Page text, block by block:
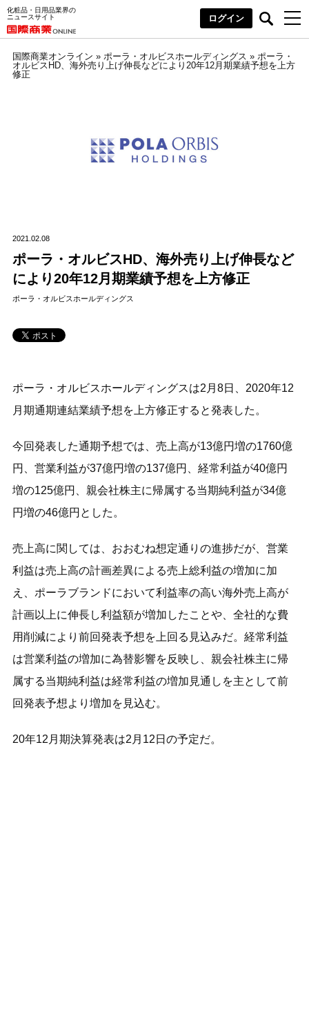
化粧品・日用品業界の
ニュースサイト
ログイン
国際商業オンライン » ポーラ・オルビスホールディングス » ポーラ・
オルビスHD、海外売り上げ伸長などにより20年12月期業績予想を上方
修正
2021.02.08
ポーラ・オルビスHD、海外売り上げ伸長など
により20年12月期業績予想を上方修正
ポーラ・オルビスホールディングス
ポーラ・オルビスホールディングスは2月8日、2020年12
月期通期連結業績予想を上方修正すると発表した。
今回発表した通期予想では、売上高が13億円増の1760億
円、営業利益が37億円増の137億円、経常利益が40億円
増の125億円、親会社株主に帰属する当期純利益が34億
円増の46億円とした。
売上高に関しては、おおむね想定通りの進捗だが、営業
利益は売上高の計画差異による売上総利益の増加に加
え、ポーラブランドにおいて利益率の高い海外売上高が
計画以上に伸長し利益額が増加したことや、全社的な費
用削減により前回発表予想を上回る見込みだ。経常利益
は営業利益の増加に為替影響を反映し、親会社株主に帰
属する当期純利益は経常利益の増加見通しを主として前
回発表予想より増加を見込む。
20年12月期決算発表は2月12日の予定だ。